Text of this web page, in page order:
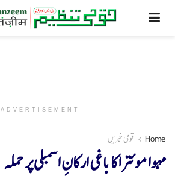
ADVERTISEMENT
Home قومی خبریں
مہوا موئترا کا باغی ارکانِ اسمبلی پر حملہ